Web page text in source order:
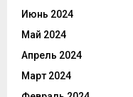
Июнь 2024
Май 2024
Апрель 2024
Март 2024